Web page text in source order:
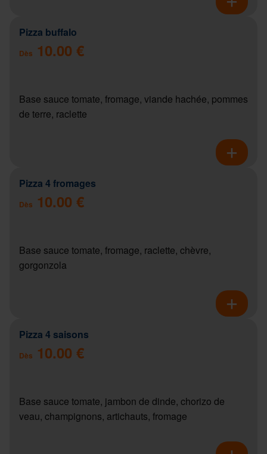
Pizza buffalo
Dès 10.00 €
Base sauce tomate, fromage, viande hachée, pommes
de terre, raclette
Pizza 4 fromages
Dès 10.00 €
Base sauce tomate, fromage, raclette, chèvre,
gorgonzola
Pizza 4 saisons
Dès 10.00 €
Base sauce tomate, jambon de dinde, chorizo de
veau, champignons, artichauts, fromage